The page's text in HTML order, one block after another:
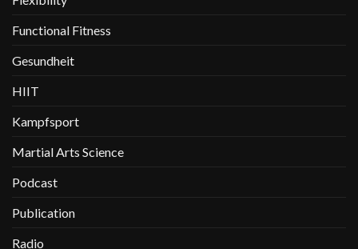
Functional Fitness
Gesundheit
HIIT
Kampfsport
Martial Arts Science
Podcast
Publication
Radio